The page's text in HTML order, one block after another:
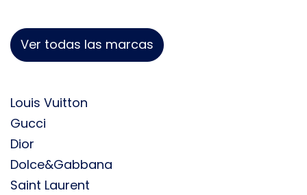
Ver todas las marcas
Louis Vuitton
Gucci
Dior
Dolce&Gabbana
Saint Laurent